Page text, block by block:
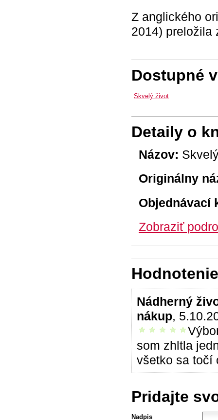
Z anglického
2014) preložila
Dostupné
Skvelý život
Detaily o
Názov:
Originálny
Objednávací
Zobraziť
Nádherný
nákup,
vrelo odporúčam
som zhltla
všetko sa točí
Pridajte
Nadpis